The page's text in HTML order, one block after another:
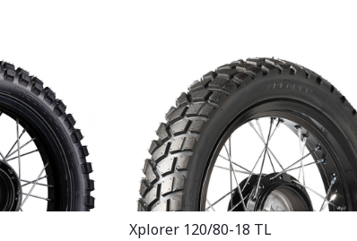
Xplorer 120/80-18 TL